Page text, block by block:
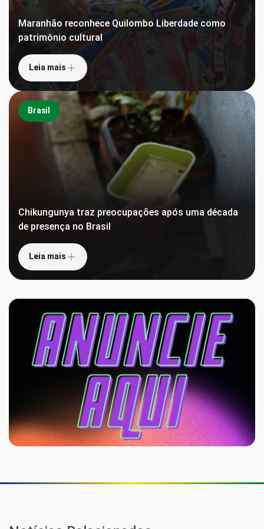
Maranhão reconhece Quilombo Liberdade como
patrimônio cultural
Leia mais
Brasil
Chikungunya traz preocupações após uma década
de presença no Brasil
Leia mais